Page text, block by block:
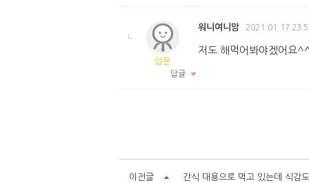
입문
워니여니맘 2021.01.17
저도 해먹어봐야겠어요
답글
이전글 간식 대용으로 먹고 있는데 식감도